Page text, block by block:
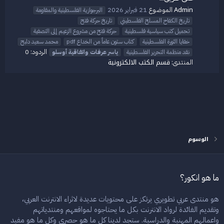
Admin الموضوع 21 فبراير 2026
البرجوازية الفلسطينية والمقاومة
تاريخ الكفاح المسلح الفلسطيني
تاريخ حركة فتح
تحميل كتب سياسية فلسطينية
حركة فتح من مشروع الزعيم إلى التصفية
خفايا الثورة الفلسطينية
كتاب ستون عاماً من الخداع pdf
محمد سعيد دلبح
نقد منظمة التحرير الفلسطينية
ياسر عرفات واتفاقيةأوسلو
الردود: 0
المنتدى: قسم الكتب الالكترونية
الوسوم
ما هو انكور؟
هو منتدى عربي تطويري يرتكز على محتويات عديدة لاثراء الانترنت العربي،
وتقديم الفائدة لرواد الانترنت بكل ما يحتاجوه لمواقعهم ومنتدياتهم
واعمالهم المهنية والدراسية. ستجد لدينا كل ما هو حصري وكل ما هو مفيد